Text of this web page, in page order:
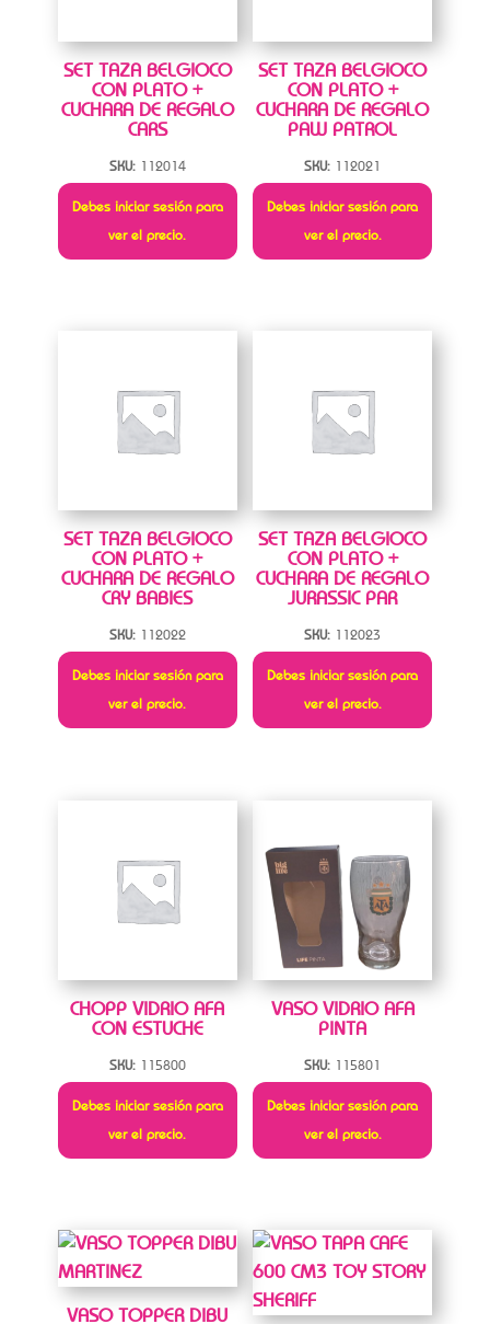
SET TAZA BELGIOCO
CON PLATO +
CUCHARA DE REGALO
CARS
SKU: 112014
Debes iniciar sesión para
ver el precio.
SET TAZA BELGIOCO
CON PLATO +
CUCHARA DE REGALO
PAW PATROL
SKU: 112021
Debes iniciar sesión para
ver el precio.
SET TAZA BELGIOCO
CON PLATO +
CUCHARA DE REGALO
CRY BABIES
SKU: 112022
Debes iniciar sesión para
ver el precio.
SET TAZA BELGIOCO
CON PLATO +
CUCHARA DE REGALO
JURASSIC PAR
SKU: 112023
Debes iniciar sesión para
ver el precio.
CHOPP VIDRIO AFA
CON ESTUCHE
SKU: 115800
Debes iniciar sesión para
ver el precio.
VASO VIDRIO AFA
PINTA
SKU: 115801
Debes iniciar sesión para
ver el precio.
VASO TOPPER DIBU